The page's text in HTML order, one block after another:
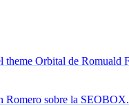
theme Orbital de Romuald
Romero sobre la SEOBOX.